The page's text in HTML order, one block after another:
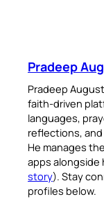
Pradeep
Pradeep
faith-driven
languages,
reflections,
He manages
apps alongside
story). Stay
profiles below.